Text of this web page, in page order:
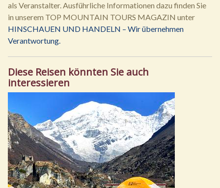
als Veranstalter. Ausführliche Informationen dazu finden Sie
in unserem TOP MOUNTAIN TOURS MAGAZIN unter
HINSCHAUEN UND HANDELN – Wir übernehmen
Verantwortung.
Diese Reisen könnten Sie auch
interessieren